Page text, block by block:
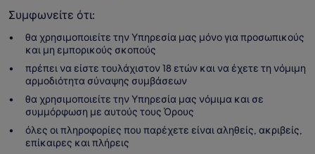
Συμφωνείτε ότι:
θα χρησιμοποιείτε την Υπηρεσία μας μόνο για προσωπικούς
και μη εμπορικούς σκοπούς
πρέπει να είστε τουλάχιστον 18 ετών και να έχετε τη νόμιμη
αρμοδιότητα σύναψης συμβάσεων
θα χρησιμοποιείτε την Υπηρεσία μας νόμιμα και σε
συμμόρφωση με αυτούς τους Όρους
όλες οι πληροφορίες που παρέχετε είναι αληθείς, ακριβείς,
επίκαιρες και πλήρεις